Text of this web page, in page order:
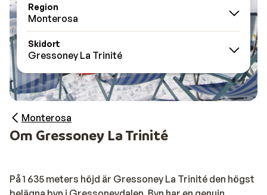
Region
Monterosa
Skidort
Gressoney La Trinité
Monterosa
Om Gressoney La Trinité
På 1 635 meters höjd är Gressoney La Trinité den högst